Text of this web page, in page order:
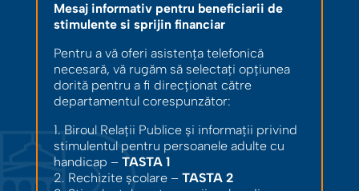
Mesaj informativ pentru beneficiarii de
stimulente si sprijin financiar
Pentru a vă oferi asistența telefonică
necesară, vă rugăm să selectați opțiunea
dorită pentru a fi direcționat către
departamentul corespunzător:
1. Biroul Relații Publice și informații privind
stimulentul pentru persoanele adulte cu
handicap – TASTA 1
2. Rechizite școlare – TASTA 2